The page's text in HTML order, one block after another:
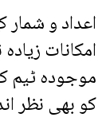
اعداد و
امکانات
موجودہ ٹیم
کو بھی نظر